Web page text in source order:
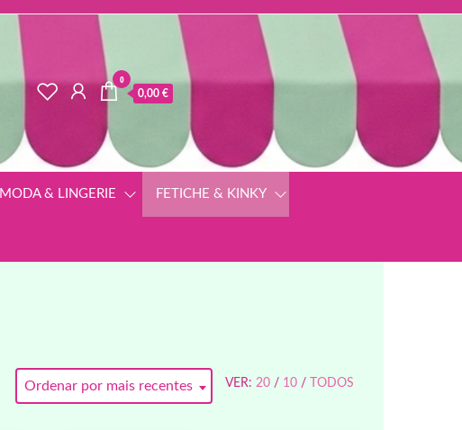
0
0,00 €
MODA & LINGERIE FETICHE & KINKY
VER: 20 / 10 / TODOS
Ordenar por mais recentes